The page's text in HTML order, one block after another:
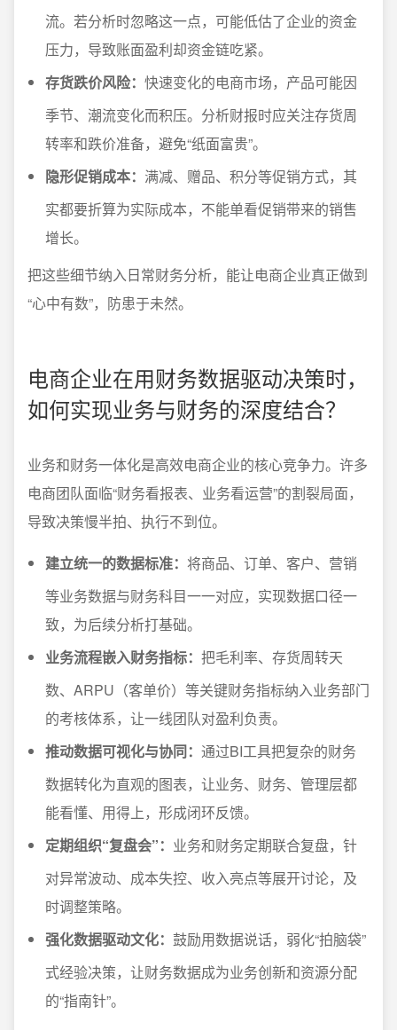
流。若分析时忽略这一点，可能低估了企业的资金
压力，导致账面盈利却资金链吃紧。
存货跌价风险： 快速变化的电商市场，产品可能因
季节、潮流变化而积压。分析财报时应关注存货周
转率和跌价准备，避免“纸面富贵”。
隐形促销成本： 满减、赠品、积分等促销方式，其
实都要折算为实际成本，不能单看促销带来的销售
增长。
把这些细节纳入日常财务分析，能让电商企业真正做到
“心中有数”，防患于未然。
电商企业在用财务数据驱动决策时，
如何实现业务与财务的深度结合？
业务和财务一体化是高效电商企业的核心竞争力。许多
电商团队面临“财务看报表、业务看运营”的割裂局面，
导致决策慢半拍、执行不到位。
建立统一的数据标准： 将商品、订单、客户、营销
等业务数据与财务科目一一对应，实现数据口径一
致，为后续分析打基础。
业务流程嵌入财务指标： 把毛利率、存货周转天
数、ARPU（客单价）等关键财务指标纳入业务部门
的考核体系，让一线团队对盈利负责。
推动数据可视化与协同： 通过BI工具把复杂的财务
数据转化为直观的图表，让业务、财务、管理层都
能看懂、用得上，形成闭环反馈。
定期组织“复盘会”： 业务和财务定期联合复盘，针
对异常波动、成本失控、收入亮点等展开讨论，及
时调整策略。
强化数据驱动文化： 鼓励用数据说话，弱化“拍脑袋”
式经验决策，让财务数据成为业务创新和资源分配
的“指南针”。